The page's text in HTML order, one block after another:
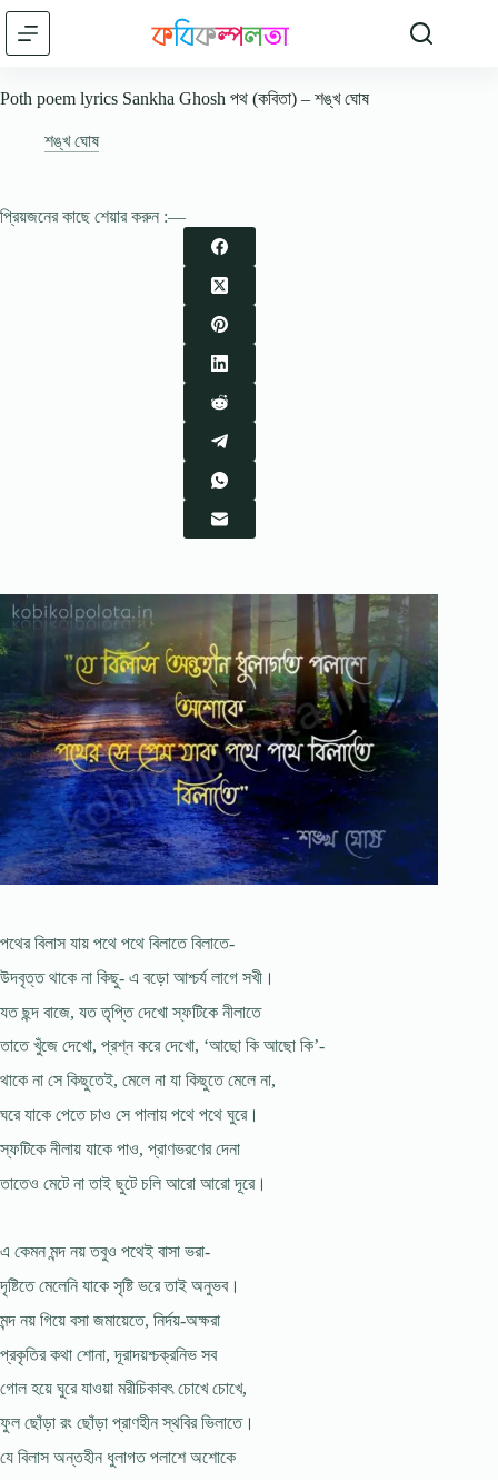
Skip
content
Poth poem lyrics Sankha Ghosh পথ (কবিতা) – শঙ্খ ঘোষ
শঙ্খ ঘোষ
প্রিয়জনের কাছে শেয়ার করুন :—
পথের বিলাস যায় পথে পথে বিলাতে বিলাতে-
উদবৃত্ত থাকে না কিছু- এ বড়াে আশ্চর্য লাগে সখী।
যত ছন্দ বাজে, যত তৃপ্তি দেখাে স্ফটিকে নীলাতে
তাতে খুঁজে দেখাে, প্রশ্ন করে দেখাে, ‘আছো কি আছো কি’-
থাকে না সে কিছুতেই, মেলে না যা কিছুতে মেলে না,
ঘরে যাকে পেতে চাও সে পালায় পথে পথে ঘুরে।
স্ফটিকে নীলায় যাকে পাও, প্রাণভরণের দেনা
তাতেও মেটে না তাই ছুটে চলি আরাে আরাে দূরে।
এ কেমন মন্দ নয় তবুও পথেই বাসা ভরা-
দৃষ্টিতে মেলেনি যাকে সৃষ্টি ভরে তাই অনুভব।
মন্দ নয় গিয়ে বসা জমায়েতে, নির্দয়-অক্ষরা
প্রকৃতির কথা শােনা, দূরাদয়শ্চক্রনিভ সব
গােল হয়ে ঘুরে যাওয়া মরীচিকাবৎ চোখে চোখে,
ফুল ছোঁড়া রং ছোঁড়া প্রাণহীন স্থবির ভিলাতে।
যে বিলাস অন্তহীন ধুলাগত পলাশে অশােকে